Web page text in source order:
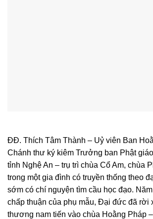
ĐĐ. Thích Tâm Thành – Uỷ viên Ban
Chánh thư ký kiêm Trưởng ban Phật
tỉnh Nghệ An – trụ trì chùa Cổ Am, chùa
trong một gia đình có truyền thống theo
sớm có chí nguyện tìm cầu học đạo.
chấp thuận của phụ mẫu, Đại đức đã rời
thương nam tiến vào chùa Hoằng Pháp